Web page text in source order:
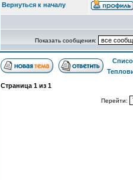
Вернуться к началу
Показать сообщения:
Страница 1 из 1
Перейти: